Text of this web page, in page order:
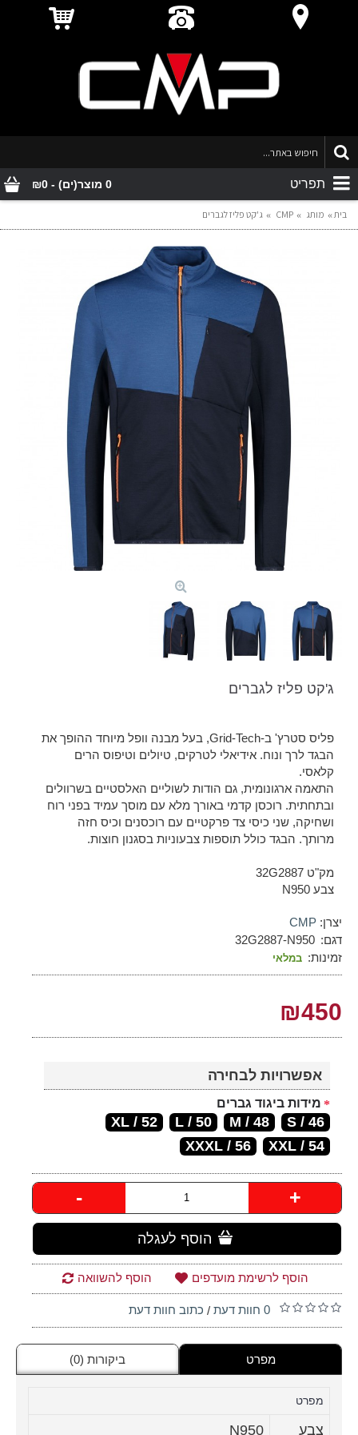
0 מוצר(ים) - ₪0 תפריט
בית מותג CMP ג'קט פליז לגברים
ג'קט פליז לגברים
פליס סטרץ' ב-Grid-Tech, בעל מבנה וופל מיוחד ההופך את
הבגד לרך ונוח. אידיאלי לטרקים, טיולים וטיפוס הרים
קלאסי.
התאמה ארגונומית, גם הודות לשוליים האלסטיים בשרוולים
ובתחתית. רוכסן קדמי באורך מלא עם מוסך עמיד בפני רוח
ושחיקה, שני כיסי צד פרקטיים עם רוכסנים וכיס חזה
מרותך. הבגד כולל תוספות צבעוניות בסגנון חוצות.
מק"ט 32G2887
צבע N950
יצרן: CMP
דגם: 32G2887-N950
זמינות: במלאי
₪450
אפשרויות לבחירה
מידות ביגוד גברים
46 / S
48 / M
50 / L
52 / XL
54 / XXL
56 / XXXL
- +
הוסף לעגלה
הוסף לרשימת מועדפים הוסף להשוואה
0 חוות דעת / כתוב חוות דעת
מפרט ביקורות (0)
מפרט
צבע N950